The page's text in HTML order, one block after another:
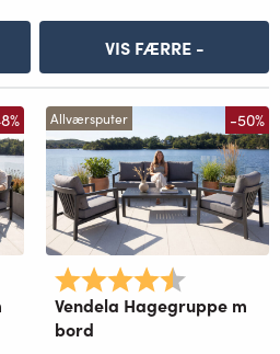
VIS FÆRRE -
mulige
Allværsputer -50%
Karakter:
Vendela Hagegruppe m
bord